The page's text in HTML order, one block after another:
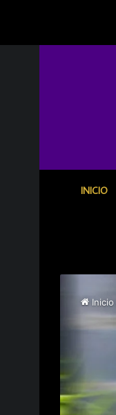
INICIO
Inicio